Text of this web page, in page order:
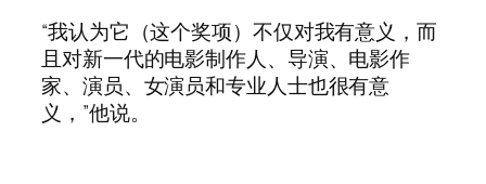
“我认为它（这个奖项）不仅对我有意义，而
且对新一代的电影制作人、导演、电影作
家、演员、女演员和专业人士也很有意
义，”他说。